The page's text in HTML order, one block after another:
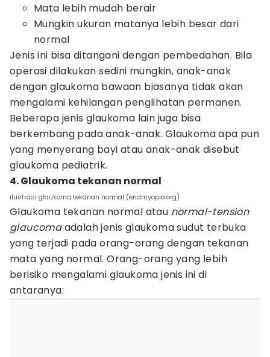
Mata lebih mudah berair
Mungkin ukuran matanya lebih besar dari
normal
Jenis ini bisa ditangani dengan pembedahan. Bila
operasi dilakukan sedini mungkin, anak-anak
dengan glaukoma bawaan biasanya tidak akan
mengalami kehilangan penglihatan permanen.
Beberapa jenis glaukoma lain juga bisa
berkembang pada anak-anak. Glaukoma apa pun
yang menyerang bayi atau anak-anak disebut
glaukoma pediatrik.
4. Glaukoma tekanan normal
ilustrasi glaukoma tekanan normal (endmyopia.org)
Glaukoma tekanan normal atau normal-tension
glaucomaadalah jenis glaukoma sudut terbuka
yang terjadi pada orang-orang dengan tekanan
mata yang normal. Orang-orang yang lebih
berisiko mengalami glaukoma jenis ini di
antaranya: